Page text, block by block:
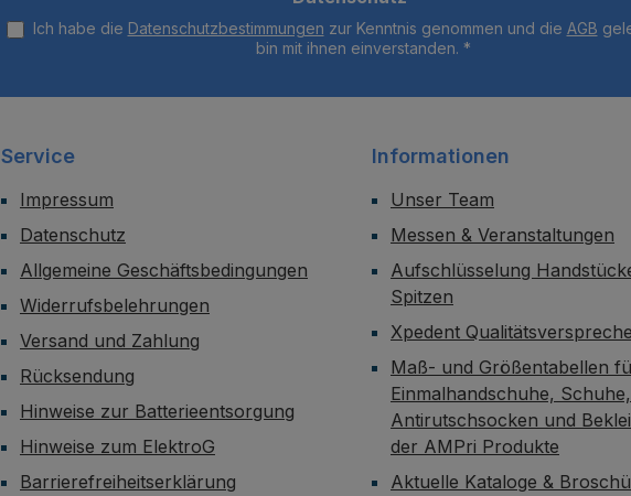
Ich habe die Datenschutzbestimmungen zur Kenntnis genommen und die AGB
bin mit ihnen einverstanden. *
Service
Impressum
Datenschutz
Allgemeine Geschäftsbedingungen
Widerrufsbelehrungen
Versand und Zahlung
Rücksendung
Hinweise zur Batterieentsorgung
Hinweise zum ElektroG
Barrierefreiheitserklärung
Informationen
Unser Team
Messen & Veranstaltungen
Aufschlüsselung
Spitzen
Xpedent
Maß- und Größentabellen
Einmalhandschuhe, Schuhe,
Antirutschsocken und
der AMPri Produkte
Aktuelle Kataloge &